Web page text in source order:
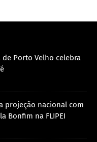
Porto Velho celebra
projeção nacional com
Bonfim na FLIPEI